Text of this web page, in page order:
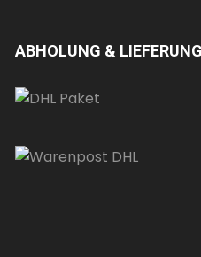
ABHOLUNG & LIEFERUNG